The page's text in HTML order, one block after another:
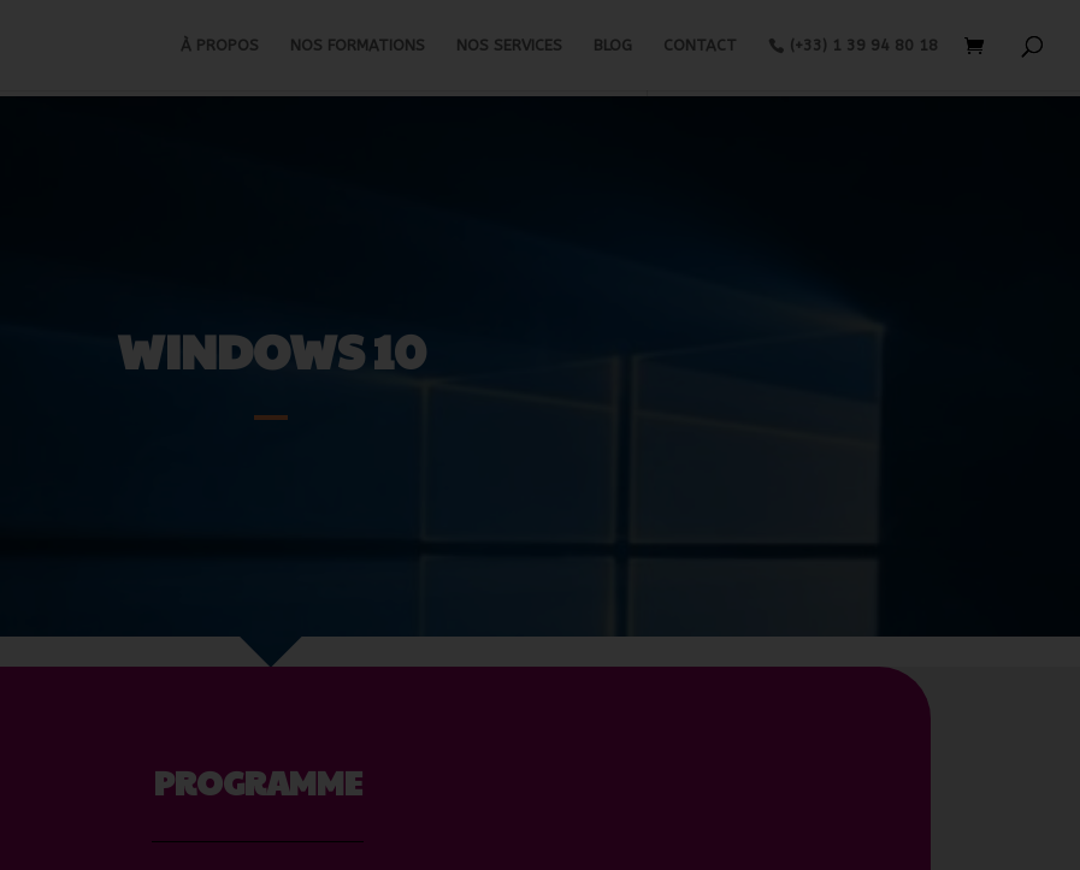
À PROPOS NOS FORMATIONS NOS SERVICES BLOG CONTACT (+33) 1 39 94 80 18
WINDOWS 10
PROGRAMME